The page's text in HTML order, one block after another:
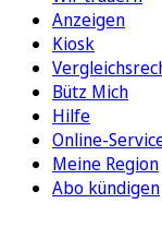
Anzeigen
Kiosk
Bütz Mich
Hilfe
Online-
Meine Region
Abo kündigen